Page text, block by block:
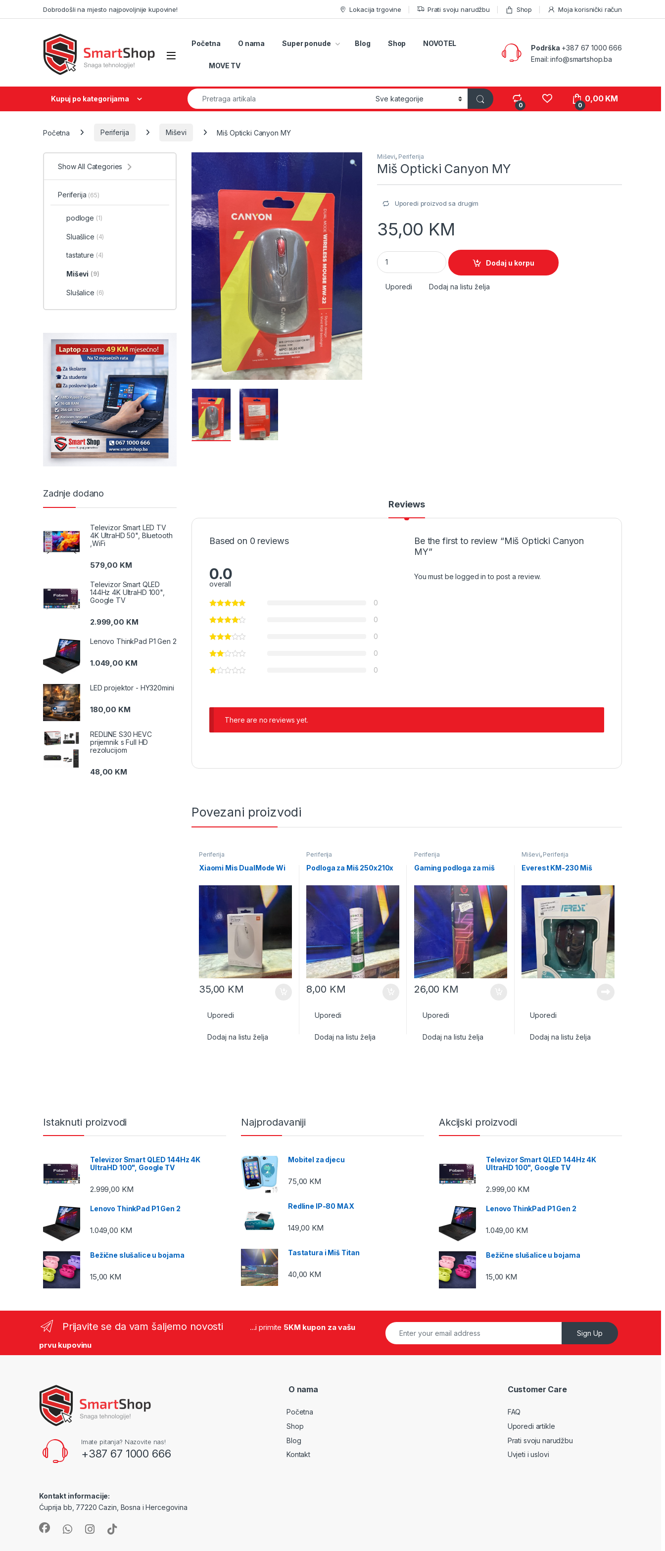
Dobrodošli na mjesto najpovoljnije kupovine! Lokacija trgovine Prati svoju narudžbu Shop Moja korisnički račun
Početna O nama Super ponude Blog Shop NOVOTEL
MOVE TV
Podrška +387 67 1000 666
Email: info@smartshop.ba
Kupuj po kategorijama
Search for:
0 0
0,00 KM
Početna Periferija Miševi Miš Opticki Canyon MY
Miševi, Periferija
Miš Opticki Canyon MY
Uporedi proizvod sa drugim
35,00 KM
Miš Opticki Canyon MY quantity
Dodaj u korpu
Uporedi Dodaj na listu želja
Reviews
Based on 0 reviews
0.0
overall
0
0
0
0
0
Be the first to review “Miš Opticki Canyon
MY”
You must belogged in to post a review.
There are no reviews yet.
Povezani proizvodi
Periferija
Xiaomi Mis DualMode Wi
35,00 KM
Uporedi
Dodaj na listu želja
Periferija
Podloga za Miš 250x210x
8,00 KM
Uporedi
Dodaj na listu želja
Periferija
Gaming podloga za miš
26,00 KM
Uporedi
Dodaj na listu želja
Miševi, Periferija
Everest KM-230 Miš
Uporedi
Dodaj na listu želja
Show All Categories
Periferija (65)
podloge (1)
Sluašlice (4)
tastature (4)
Miševi (9)
Slušalice (6)
Zadnje dodano
Televizor Smart LED TV
4K UltraHD 50", Bluetooth
,WiFi
579,00 KM
Televizor Smart QLED
144Hz 4K UltraHD 100",
Google TV
2.999,00 KM
Lenovo ThinkPad P1 Gen 2
1.049,00 KM
LED projektor - HY320mini
180,00 KM
REDLINE S30 HEVC
prijemnik s Full HD
rezolucijom
48,00 KM
Istaknuti proizvodi
Televizor Smart QLED 144Hz 4K
UltraHD 100", Google TV
2.999,00 KM
Lenovo ThinkPad P1 Gen 2
1.049,00 KM
Bežične slušalice u bojama
15,00 KM
Najprodavaniji
Mobitel za djecu
75,00 KM
Redline IP-80 MAX
149,00 KM
Tastatura i Miš Titan
40,00 KM
Akcijski proizvodi
Televizor Smart QLED 144Hz 4K
UltraHD 100", Google TV
2.999,00 KM
Lenovo ThinkPad P1 Gen 2
1.049,00 KM
Bežične slušalice u bojama
15,00 KM
Prijavite se da vam šaljemo novosti ...i primite 5KM kupon za vašu
prvu kupovinu
Sign Up
Imate pitanja? Nazovite nas!
+387 67 1000 666
Kontakt informacije:
Ćuprija bb, 77220 Cazin, Bosna i Hercegovina
O nama
Početna
Shop
Blog
Kontakt
Customer Care
FAQ
Uporedi artikle
Prati svoju narudžbu
Uvjeti i uslovi